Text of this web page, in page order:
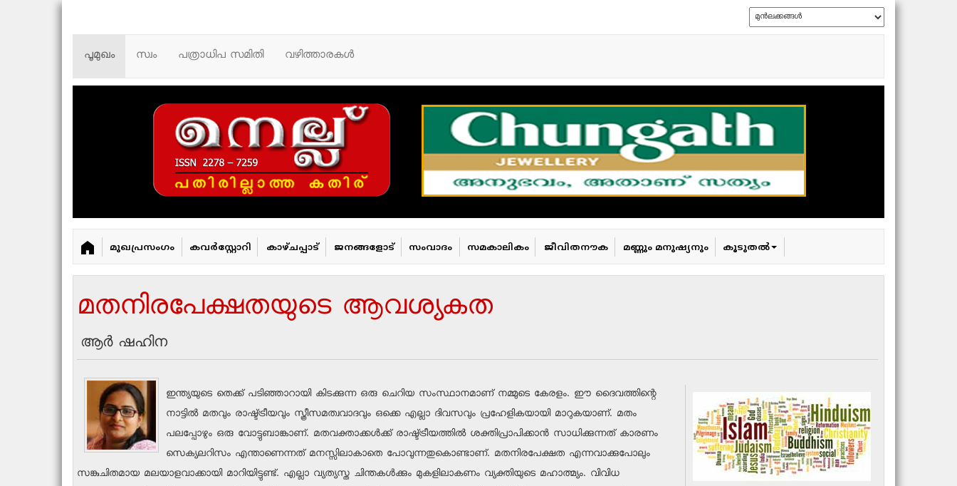
പൂമുഖം സ്വം പത്രാധിപ സമിതി വഴിത്താരകള്‍
മുഖപ്രസംഗം കവർ‌സ്റ്റോറി കാഴ്ചപ്പാട് ജനങ്ങളോട് സംവാദം സമകാലികം ജീവിതനൗക മണ്ണും മനുഷ്യനും കൂടുതൽ
മതനിരപേക്ഷതയുടെ ആവശ്യകത
ആര്‍ ഷഹിന
ഇന്ത്യയുടെ തെക്ക് പടിഞ്ഞാറായി കിടക്കുന്ന ഒരു ചെറിയ സംസ്ഥാനമാണ് നമ്മുടെ കേരളം. ഈ ദൈവത്തിന്റെ
നാട്ടില്‍ മതവും രാഷ്ട്ട്രീയവും സ്ത്രീസമത്വവാദവും ഒക്കെ എല്ലാ ദിവസവും പ്രഹേളികയായി മാറുകയാണ്. മതം
പലപ്പോഴും ഒരു വോട്ടുബാങ്കാണ്. മതവക്താക്കള്‍ക്ക് രാഷ്ട്ട്രീയത്തില്‍ ശക്തിപ്രാപിക്കാന്‍ സാധിക്കുന്നത് കാരണം
സെക്യലറിസം എന്താണെന്നത് മനസ്സിലാകാതെ പോവുന്നതുകൊണ്ടാണ്. മതനിരപേക്ഷത എന്നവാക്കുപോലും
സങ്കുചിതമായ മലയാളവാക്കായി മാറിയിട്ടുണ്ട്. എല്ലാ വ്യത്യസ്ത ചിന്തകള്‍ക്കും മുകളിലാകണം വ്യക്തിയുടെ മഹാത്മ്യം. വിവിധ